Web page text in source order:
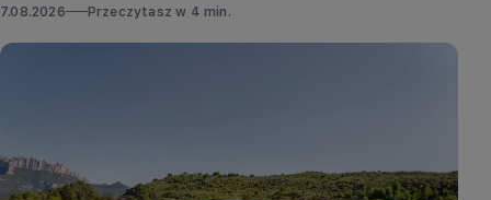
7.08.2026 Przeczytasz w 4 min.